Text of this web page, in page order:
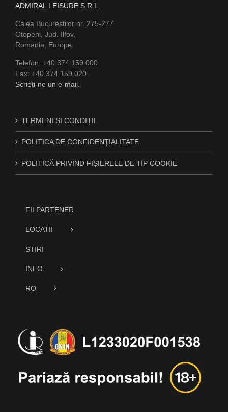
ADMIRAL LEISURE S.R.L.
Calea Bucurestilor nr. 275-277
Otopeni, Jud. Ilfov,
Romania, Europe
Telefon: +40 374 159 000
Fax: +40 374 159 020
Scrieți-ne un e-mail.
TERMENI ȘI CONDIȚII
POLITICA DE CONFIDENȚIALITATE
POLITICĂ PRIVIND FIȘIERELE DE TIP COOKIE
FII PARTENER
LOCATII
STIRI
INFO
RO